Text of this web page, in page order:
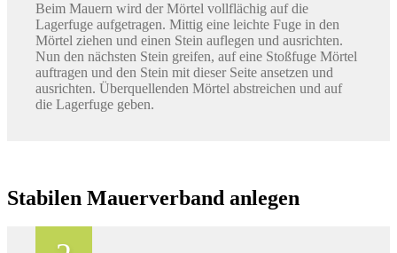
Beim Mauern wird der Mörtel vollflächig auf die
Lagerfuge aufgetragen. Mittig eine leichte Fuge in den
Mörtel ziehen und einen Stein auflegen und ausrichten.
Nun den nächsten Stein greifen, auf eine Stoßfuge Mörtel
auftragen und den Stein mit dieser Seite ansetzen und
ausrichten. Überquellenden Mörtel abstreichen und auf
die Lagerfuge geben.
Stabilen Mauerverband anlegen